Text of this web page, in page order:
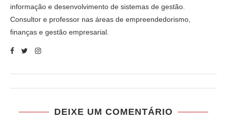
informação e desenvolvimento de sistemas de gestão.
Consultor e professor nas áreas de empreendedorismo,
finanças e gestão empresarial.
DEIXE UM COMENTÁRIO